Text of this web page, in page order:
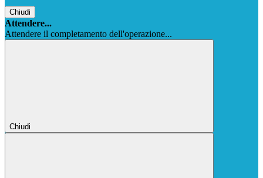
Chiudi
Attendere...
Attendere il completamento dell'operazione...
Chiudi